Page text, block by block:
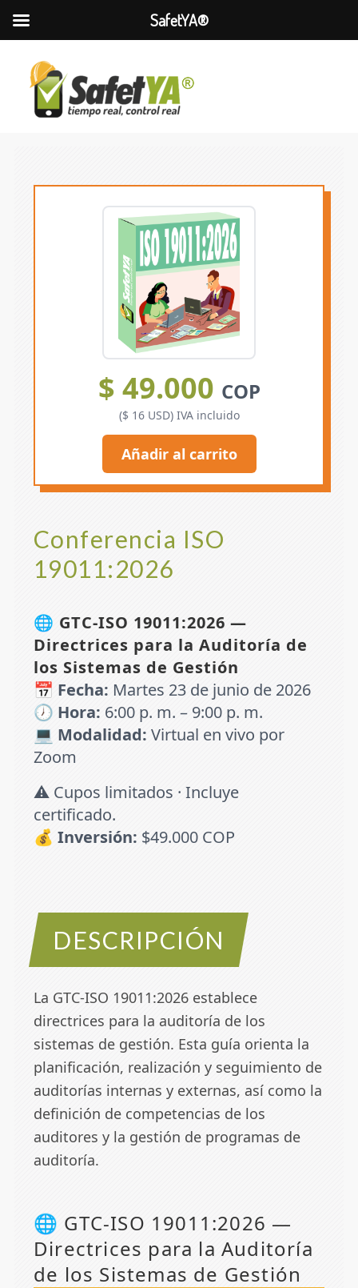
Conferencia ISO
19011:2026
🌐 GTC-ISO 19011:2026 —
Directrices para la Auditoría de
los Sistemas de Gestión
📅 Fecha: Martes 23 de junio de 2026
🕖 Hora: 6:00 p. m. – 9:00 p. m.
💻 Modalidad: Virtual en vivo por
Zoom
⚠️ Cupos limitados · Incluye
certificado.
💰 Inversión: $49.000 COP
DESCRIPCIÓN
La GTC-ISO 19011:2026 establece
directrices para la auditoría de los
sistemas de gestión. Esta guía orienta la
planificación, realización y seguimiento de
auditorías internas y externas, así como la
definición de competencias de los
auditores y la gestión de programas de
auditoría.
🌐 GTC-ISO 19011:2026 —
Directrices para la Auditoría
de los Sistemas de Gestión
$ 49.000 COP
($ 16 USD) IVA incluido
Añadir al carrito
SafetYA®